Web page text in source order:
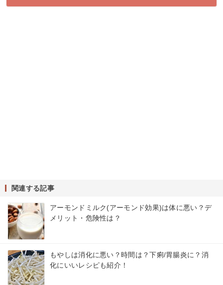
関連する記事
アーモンドミルク(アーモンド効果)は体に悪い？デ
メリット・危険性は？
もやしは消化に悪い？時間は？下痢/胃腸炎に？消
化にいいレシピも紹介！